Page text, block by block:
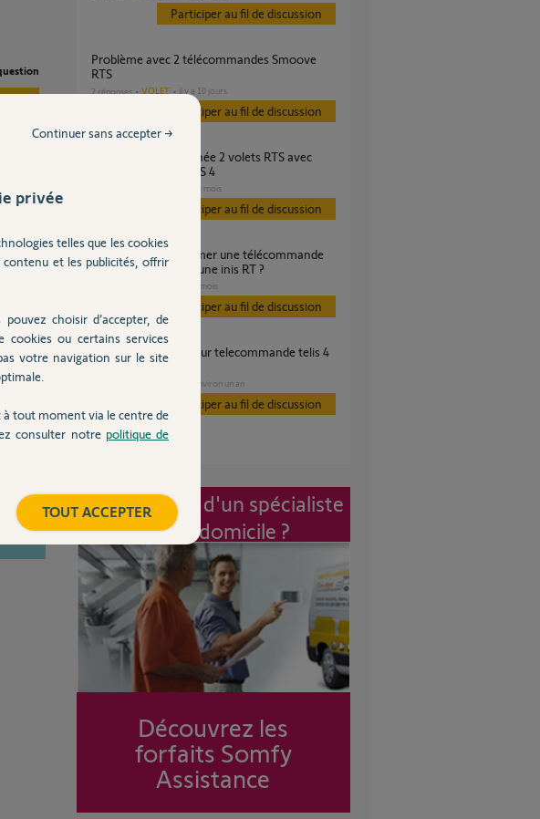
Participer au fil de discussion
Problème avec 2 télécommandes Smoove
RTS
2 réponses VOLET il y a 10 jours
Participer au fil de discussion
telecommande TELIS 4
il y a 8 mois
Participer au fil de discussion
comment programmer une télécommande
Télis 4RTS à partir d'une inis RT ?
il y a 6 mois
Participer au fil de discussion
ajout volet roulant sur telecommande telis 4
ko
il y a environ un an
Participer au fil de discussion
Intervention d'un spécialiste
à mon domicile ?
Découvrez les
forfaits Somfy
Assistance
privée
telles que les cookies
et les publicités, offrir
choisir d’accepter, de
ou certains services
votre navigation sur le site
tout moment via le centre de
consulter notre politique de
Continuer sans accepter →
TOUT ACCEPTER